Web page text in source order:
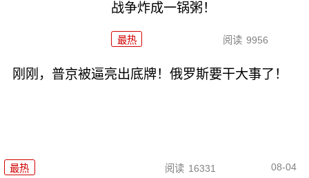
战争炸成一锅粥！
最热 阅读 9956
刚刚，普京被逼亮出底牌！俄罗斯要干大事了！
最热 阅读 16331 08-04